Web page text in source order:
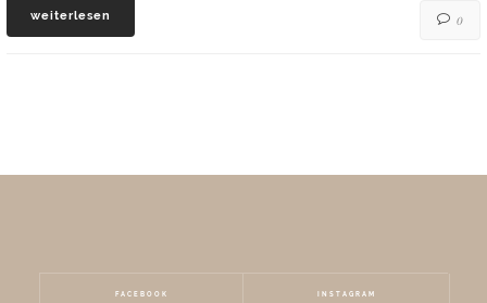
weiterlesen 0
FACEBOOK INSTAGRAM